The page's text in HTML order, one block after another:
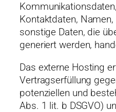
Kontaktdaten,
sonstige Daten, die
generiert werden,
Das externe Hosting
Vertragserfüllung
potenziellen und
Abs. 1 lit. b DSGVO)